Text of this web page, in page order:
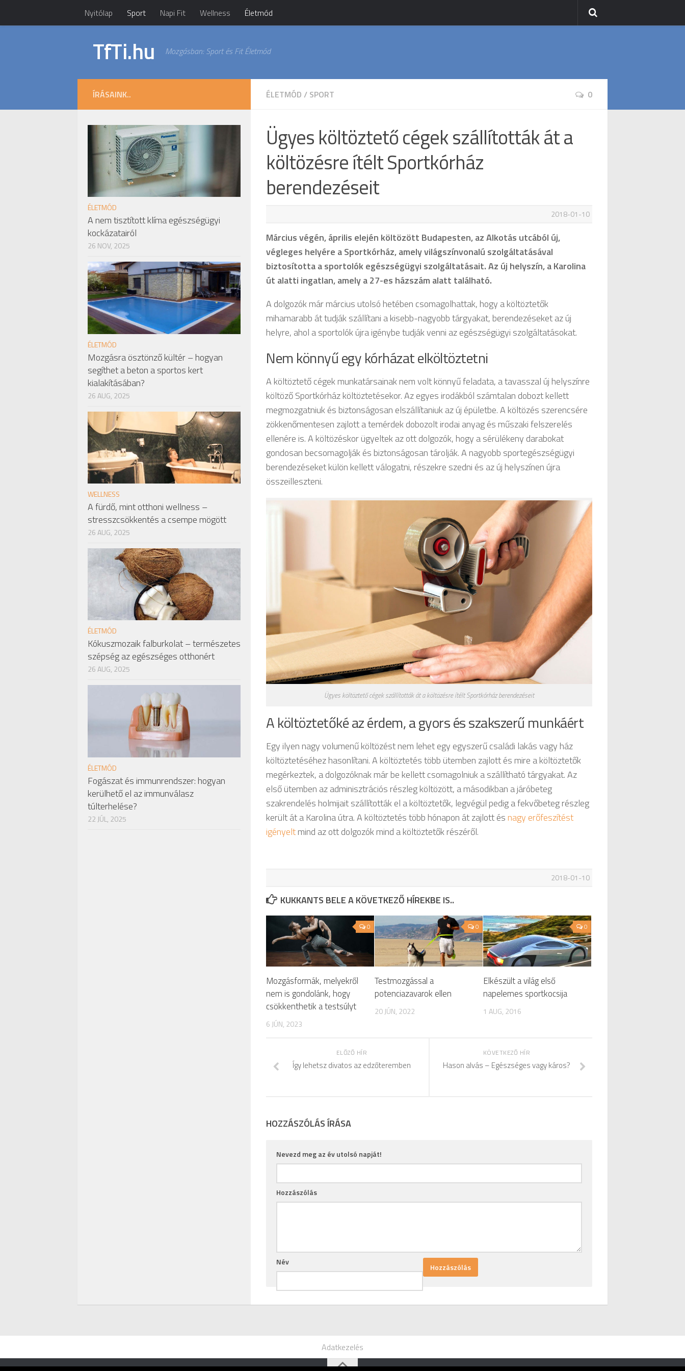
Nyitólap Sport Napi Fit Wellness Életmód
TfTi.hu Mozgásban: Sport és Fit Életmód
ÉLETMÓD / SPORT 0
Ügyes költöztető cégek szállították át a
költözésre ítélt Sportkórház
berendezéseit
2018-01-10
Március végén, április elején költözött Budapesten, az Alkotás utcából új,
végleges helyére a Sportkórház, amely világszínvonalú szolgáltatásával
biztosította a sportolók egészségügyi szolgáltatásait. Az új helyszín, a Karolina
út alatti ingatlan, amely a 27-es házszám alatt található.
A dolgozók már március utolsó hetében csomagolhattak, hogy a költöztetők
mihamarabb át tudják szállítani a kisebb-nagyobb tárgyakat, berendezéseket az új
helyre, ahol a sportolók újra igénybe tudják venni az egészségügyi szolgáltatásokat.
Nem könnyű egy kórházat elköltöztetni
A költöztető cégek munkatársainak nem volt könnyű feladata, a tavasszal új helyszínre
költöző Sportkórház költöztetésekor. Az egyes irodákból számtalan dobozt kellett
megmozgatniuk és biztonságosan elszállítaniuk az új épületbe. A költözés szerencsére
zökkenőmentesen zajlott a temérdek dobozolt irodai anyag és műszaki felszerelés
ellenére is. A költözéskor ügyeltek az ott dolgozók, hogy a sérülékeny darabokat
gondosan becsomagolják és biztonságosan tárolják. A nagyobb sportegészségügyi
berendezéseket külön kellett válogatni, részekre szedni és az új helyszínen újra
összeilleszteni.
Ügyes költöztető cégek szállították át a költözésre ítélt Sportkórház berendezéseit
A költöztetőké az érdem, a gyors és szakszerű munkáért
Egy ilyen nagy volumenű költözést nem lehet egy egyszerű családi lakás vagy ház
költöztetéséhez hasonlítani. A költöztetés több ütemben zajlott és mire a költöztetők
megérkeztek, a dolgozóknak már be kellett csomagolniuk a szállítható tárgyakat. Az
első ütemben az adminisztrációs részleg költözött, a másodikban a járóbeteg
szakrendelés holmijait szállították el a költöztetők, legvégül pedig a fekvőbeteg részleg
került át a Karolina útra. A költöztetés több hónapon át zajlott ésnagy erőfeszítést
igényeltmind az ott dolgozók mind a költöztetők részéről.
2018-01-10
KUKKANTS BELE A KÖVETKEZŐ HÍREKBE IS..
0
Mozgásformák, melyekről
nem is gondolánk, hogy
csökkenthetik a testsúlyt
6 JÚN, 2023
0
Testmozgással a
potenciazavarok ellen
20 JÚN, 2022
0
Elkészült a világ első
napelemes sportkocsija
1 AUG, 2016
KÖVETKEZŐ HÍR
Hason alvás – Egészséges vagy káros?
ELŐZŐ HÍR
Így lehetsz divatos az edzőteremben
HOZZÁSZÓLÁS ÍRÁSA
Nevezd meg az év utolsó napját!
Hozzászólás
Név
ÍRÁSAINK..
ÉLETMÓD
A nem tisztított klíma egészségügyi
kockázatairól
26 NOV, 2025
ÉLETMÓD
Mozgásra ösztönző kültér – hogyan
segíthet a beton a sportos kert
kialakításában?
26 AUG, 2025
WELLNESS
A fürdő, mint otthoni wellness –
stresszcsökkentés a csempe mögött
26 AUG, 2025
ÉLETMÓD
Kókuszmozaik falburkolat – természetes
szépség az egészséges otthonért
26 AUG, 2025
ÉLETMÓD
Fogászat és immunrendszer: hogyan
kerülhető el az immunválasz
túlterhelése?
22 JÚL, 2025
Adatkezelés